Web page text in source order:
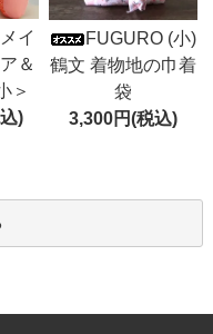
イ
＆
＞
)
FUGURO (小)
鶴文 着物地の巾着
袋
3,300円(税込)